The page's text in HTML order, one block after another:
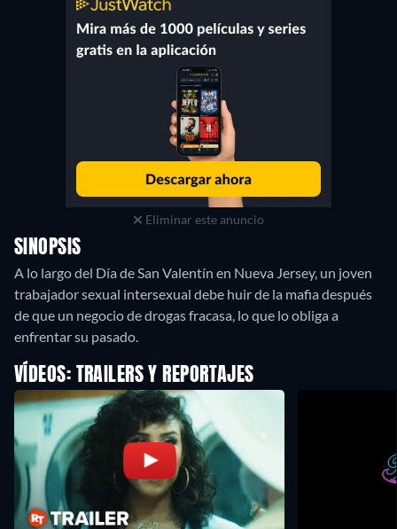
Eliminar este anuncio
SINOPSIS
A lo largo del Día de San Valentín en Nueva Jersey, un joven
trabajador sexual intersexual debe huir de la mafia después
de que un negocio de drogas fracasa, lo que lo obliga a
enfrentar su pasado.
VÍDEOS: TRAILERS Y REPORTAJES